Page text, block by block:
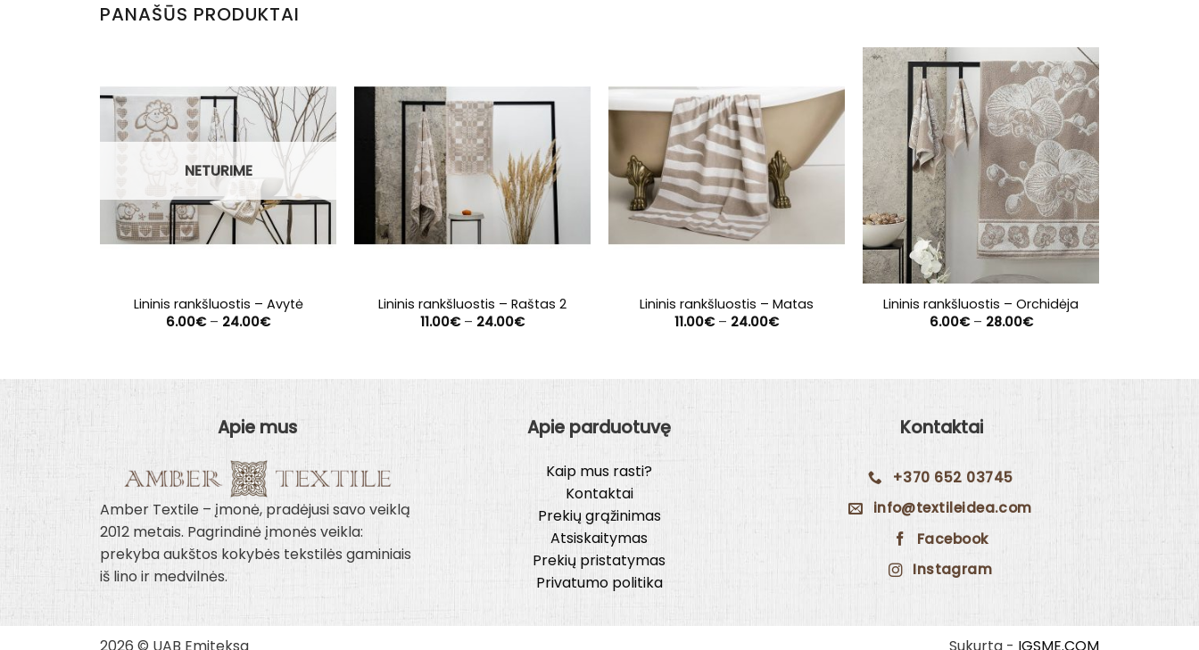
PANAŠŪS PRODUKTAI
NETURIME
Lininis rankšluostis – Avytė
6.00€ – 24.00€Price
Lininis rankšluostis – Raštas 2
11.00€ – 24.00€Price
Lininis rankšluostis – Matas
11.00€ – 24.00€Price
Lininis rankšluostis – Orchidėja
6.00€ – 28.00€Price
Apie mus
Amber Textile – įmonė, pradėjusi savo veiklą
2012 metais. Pagrindinė įmonės veikla:
prekyba aukštos kokybės tekstilės gaminiais
iš lino ir medvilnės.
Apie parduotuvę
Kaip mus rasti?
Kontaktai
Prekių grąžinimas
Atsiskaitymas
Prekių pristatymas
Privatumo politika
Kontaktai
+370 652 03745
info@textileidea.com
Facebook
Instagram
2026 © UAB Emiteksa Sukurta - IGSME.COM